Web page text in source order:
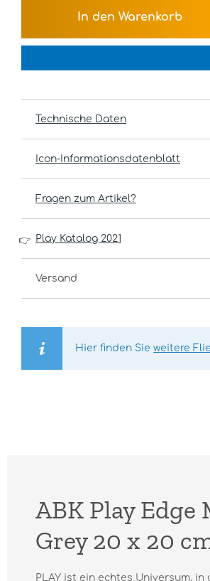
In den Warenkorb
Technische Daten
Icon-Informationsdatenblatt
Fragen zum Artikel?
👉 Play Katalog 2021
Versand
Hier finden Sieweitere
ABK Play Edge
Grey 20 x 20
PLAY ist ein echtes Universum, in